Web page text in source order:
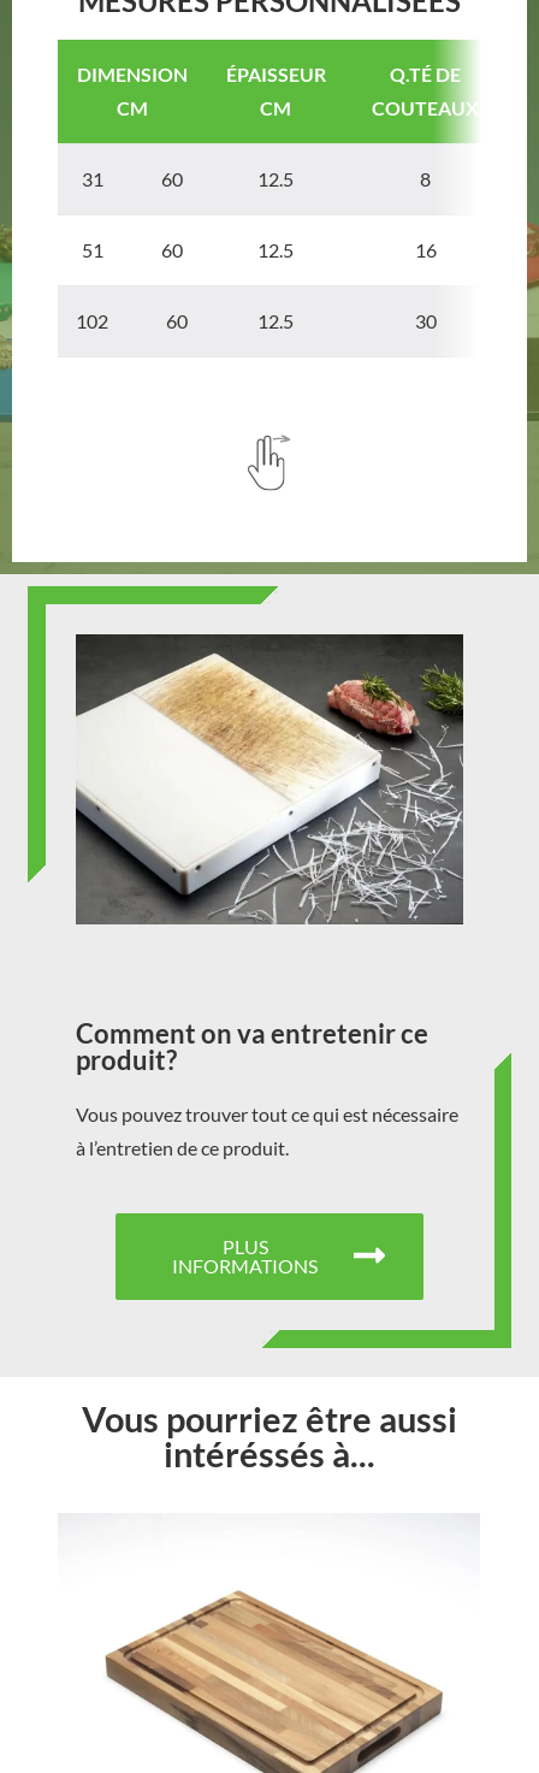
DIMENSION
CM
ÉPAISSEUR
CM
Q.TÉ DE
COUTEAUX
31 60 12.5 8
51 60 12.5 16
102 60 12.5 30
Comment on va entretenir ce
produit?
Vous pouvez trouver tout ce qui est nécessaire
à l’entretien de ce produit.
PLUS
INFORMATIONS
Vous pourriez être aussi
intéréssés à...